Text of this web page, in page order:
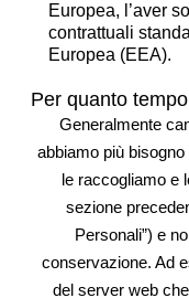
Europea, l’aver
contrattuali
Europea (EEA).
Per quanto
Generalmente
abbiamo più
le raccogliamo e
sezione
Personali”) e
conservazione. Ad
del server web